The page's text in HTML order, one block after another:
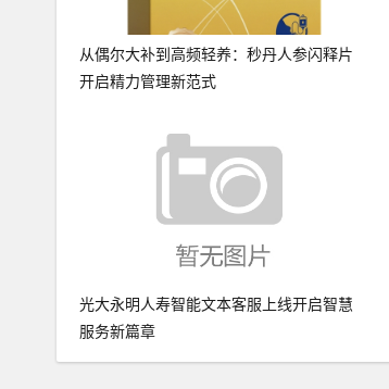
从偶尔大补到高频轻养：秒丹人参闪释片
开启精力管理新范式
光大永明人寿智能文本客服上线开启智慧
服务新篇章